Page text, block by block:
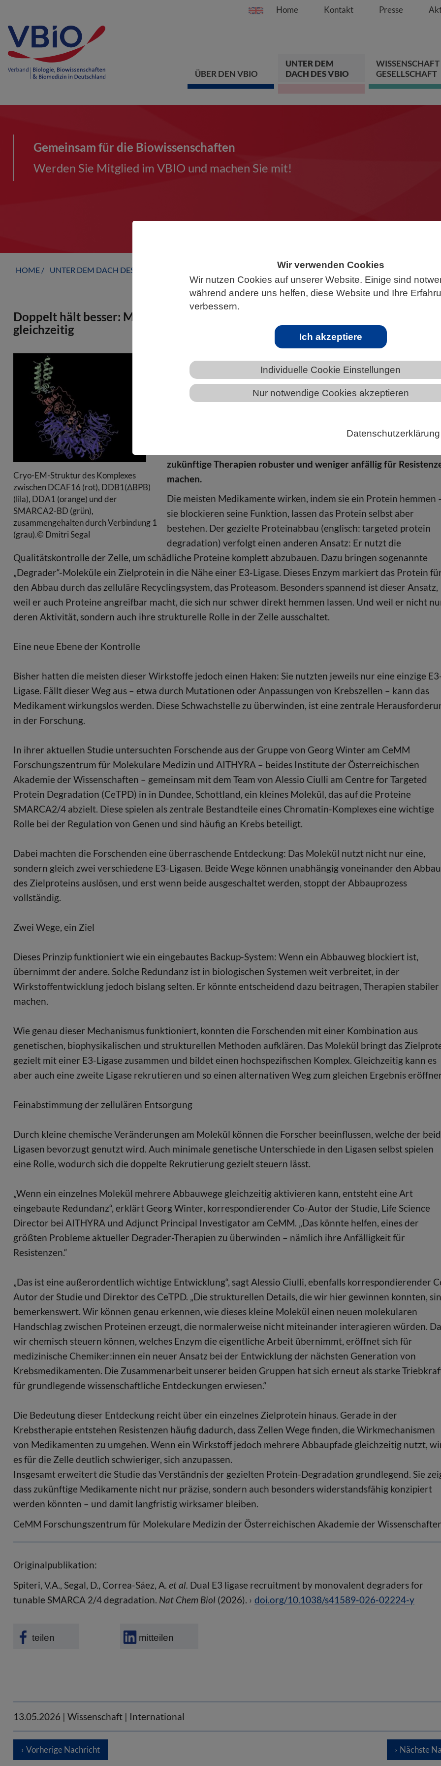
Wir verwenden Cookies
Wir nutzen Cookies auf unserer Website. Einige sind
während andere uns helfen, diese Website und Ihre
verbessern.
Ich akzeptiere
Individuelle Cookie Einstellungen
Nur notwendige Cookies akzeptieren
Datenschutzerklärung
Springe direkt zu:
Zum Hauptinhalt
Zur Hauptnavigation
Zur Footer-
Home Kontakt Presse
ÜBER DEN VBIO
UNTER DEM
DACH DES VBIO
WISSENSCHAFT
GESELLSCHAFT
Gemeinsam für die Biowissenschaften
Werden Sie Mitglied im VBIO und machen Sie mit!
HOME UNTER DEM DACH DES VBIO HAMBURG NEWS AUS HAMBURG
Doppelt hält besser: Molekularer Kleber bindet Krebsproteine an zwei
gleichzeitig
Cryo-EM-Struktur des Komplexes
zwischen DCAF16 (rot), DDB1(ΔBPB)
(lila), DDA1 (orange) und der
SMARCA2-BD (grün),
zusammengehalten durch Verbindung 1
(grau).© Dmitri Segal
Gezielter Proteinabbau gilt als eine der vielversprechendsten
Strategien der modernen Arzneimittelforschung. Statt
krankheitsverursachende Proteine nur zu blockieren, werden sie
vollständig aus der Zelle entfernt. Forschende haben entdeckt,
„Entsorgungssysteme“ gleichzeitig aktivieren kann. Dieser doppelte
zukünftige Therapien robuster und weniger anfällig für
machen.
Die meisten Medikamente wirken, indem sie ein Protein hemmen
sie blockieren seine Funktion, lassen das Protein selbst aber
bestehen. Der gezielte Proteinabbau (englisch: targeted protein
degradation) verfolgt einen anderen Ansatz: Er nutzt die
Qualitätskontrolle der Zelle, um schädliche Proteine komplett abzubauen. Dazu bringen sogenannte
„Degrader“-Moleküle ein Zielprotein in die Nähe einer E3-Ligase. Dieses Enzym markiert das Protein
den Abbau durch das zelluläre Recyclingsystem, das Proteasom. Besonders spannend ist dieser Ansatz,
weil er auch Proteine angreifbar macht, die sich nur schwer direkt hemmen lassen. Und weil er nicht
deren Aktivität, sondern auch ihre strukturelle Rolle in der Zelle ausschaltet.
Eine neue Ebene der Kontrolle
Bisher hatten die meisten dieser Wirkstoffe jedoch einen Haken: Sie nutzten jeweils nur eine einzige
Ligase. Fällt dieser Weg aus – etwa durch Mutationen oder Anpassungen von Krebszellen – kann das
Medikament wirkungslos werden. Diese Schwachstelle zu überwinden, ist eine zentrale
in der Forschung.
In ihrer aktuellen Studie untersuchten Forschende aus der Gruppe von Georg Winter am CeMM
Forschungszentrum für Molekulare Medizin und AITHYRA – beides Institute der Österreichischen
Akademie der Wissenschaften – gemeinsam mit dem Team von Alessio Ciulli am Centre for Targeted
Protein Degradation (CeTPD) in in Dundee, Schottland, ein kleines Molekül, das auf die Proteine
SMARCA2/4 abzielt. Diese spielen als zentrale Bestandteile eines Chromatin-Komplexes eine wichtige
Rolle bei der Regulation von Genen und sind häufig an Krebs beteiligt.
Dabei machten die Forschenden eine überraschende Entdeckung: Das Molekül nutzt nicht nur eine,
sondern gleich zwei verschiedene E3-Ligasen. Beide Wege können unabhängig voneinander den Abbau
des Zielproteins auslösen, und erst wenn beide ausgeschaltet werden, stoppt der Abbauprozess
vollständig.
Zwei Wege, ein Ziel
Dieses Prinzip funktioniert wie ein eingebautes Backup-System: Wenn ein Abbauweg blockiert ist,
übernimmt der andere. Solche Redundanz ist in biologischen Systemen weit verbreitet, in der
Wirkstoffentwicklung jedoch bislang selten. Er könnte entscheidend dazu beitragen, Therapien stabiler
machen.
Wie genau dieser Mechanismus funktioniert, konnten die Forschenden mit einer Kombination aus
genetischen, biophysikalischen und strukturellen Methoden aufklären. Das Molekül bringt das
gezielt mit einer E3-Ligase zusammen und bildet einen hochspezifischen Komplex. Gleichzeitig kann es
aber auch eine zweite Ligase rekrutieren und so einen alternativen Weg zum gleichen Ergebnis
Feinabstimmung der zellulären Entsorgung
Durch kleine chemische Veränderungen am Molekül können die Forscher beeinflussen, welche der
Ligasen bevorzugt genutzt wird. Auch minimale genetische Unterschiede in den Ligasen selbst spielen
eine Rolle, wodurch sich die doppelte Rekrutierung gezielt steuern lässt.
„Wenn ein einzelnes Molekül mehrere Abbauwege gleichzeitig aktivieren kann, entsteht eine Art
eingebaute Redundanz“, erklärt Georg Winter, korrespondierender Co-Autor der Studie, Life Science
Director bei AITHYRA und Adjunct Principal Investigator am CeMM. „Das könnte helfen, eines der
größten Probleme aktueller Degrader-Therapien zu überwinden – nämlich ihre Anfälligkeit für
Resistenzen.“
„Das ist eine außerordentlich wichtige Entwicklung“, sagt Alessio Ciulli, ebenfalls korrespondierender
Autor der Studie und Direktor des CeTPD. „Die strukturellen Details, die wir hier gewinnen konnten,
bemerkenswert. Wir können genau erkennen, wie dieses kleine Molekül einen neuen molekularen
Handschlag zwischen Proteinen erzeugt, die normalerweise nicht miteinander interagieren würden. Da
wir chemisch steuern können, welches Enzym die eigentliche Arbeit übernimmt, eröffnet sich für
medizinische Chemiker:innen ein neuer Ansatz bei der Entwicklung der nächsten Generation von
Krebsmedikamenten. Die Zusammenarbeit unserer beiden Gruppen hat sich erneut als starke
für grundlegende wissenschaftliche Entdeckungen erwiesen.“
Die Bedeutung dieser Entdeckung reicht über ein einzelnes Zielprotein hinaus. Gerade in der
Krebstherapie entstehen Resistenzen häufig dadurch, dass Zellen Wege finden, die Wirkmechanismen
von Medikamenten zu umgehen. Wenn ein Wirkstoff jedoch mehrere Abbaupfade gleichzeitig nutzt,
es für die Zelle deutlich schwieriger, sich anzupassen.
Insgesamt erweitert die Studie das Verständnis der gezielten Protein-Degradation grundlegend. Sie
dass zukünftige Medikamente nicht nur präzise, sondern auch besonders widerstandsfähig konzipiert
werden könnten – und damit langfristig wirksamer bleiben.
CeMM Forschungszentrum für Molekulare Medizin der Österreichischen Akademie der
Originalpublikation:
Spiteri, V.A., Segal, D., Correa-Sáez, A. et al. Dual E3 ligase recruitment by monovalent degraders for
tunable SMARCA 2/4 degradation. Nat Chem Biol (2026). doi.org/10.1038/s41589-026-02224-y
teilen mitteilen
13.05.2026 | Wissenschaft | International
Vorherige Nachricht Nächste